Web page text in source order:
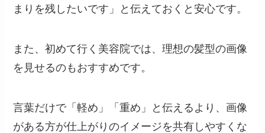
まりを残したいです」と伝えておくと安心です。
また、初めて行く美容院では、理想の髪型の画像
を見せるのもおすすめです。
言葉だけで「軽め」「重め」と伝えるより、画像
がある方が仕上がりのイメージを共有しやすくな